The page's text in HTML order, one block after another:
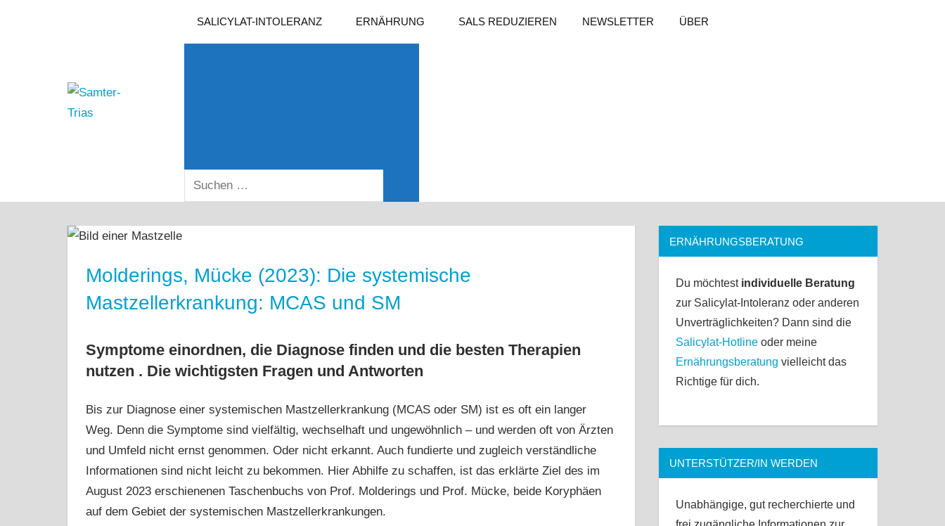
Salicylsäure-
SALICYLAT-INTOLERANZ ERNÄHRUNG SALS REDUZIEREN NEWSLETTER ÜBER
Molderings, Mücke (2023): Die systemische
Mastzellerkrankung: MCAS und SM
Symptome einordnen, die Diagnose finden und die besten Therapien
nutzen . Die wichtigsten Fragen und Antworten
Bis zur Diagnose einer systemischen Mastzellerkrankung (MCAS oder SM) ist es oft ein langer
Weg. Denn die Symptome sind vielfältig, wechselhaft und ungewöhnlich – und werden oft von Ärzten
und Umfeld nicht ernst genommen. Oder nicht erkannt. Auch fundierte und zugleich verständliche
Informationen sind nicht leicht zu bekommen. Hier Abhilfe zu schaffen, ist das erklärte Ziel des im
August 2023 erschienenen Taschenbuchs von Prof. Molderings und Prof. Mücke, beide Koryphäen
auf dem Gebiet der systemischen Mastzellerkrankungen.
ERNÄHRUNGSBERATUNG
Du möchtest individuelle Beratung
zur Salicylat-Intoleranz oder anderen
Unverträglichkeiten? Dann sind die
Salicylat-Hotlineoder meine
Ernährungsberatung vielleicht das
Richtige für dich.
UNTERSTÜTZER/IN WERDEN
Unabhängige, gut recherchierte und